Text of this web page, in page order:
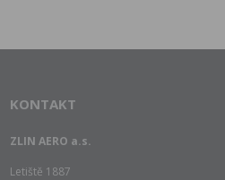
KONTAKT
ZLIN AERO a.s.
Letiště 1887